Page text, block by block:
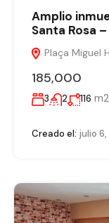
Amplio
Santa Rosa
Plaça Miguel
185,000
3 2 116 m2
Creado el: julio